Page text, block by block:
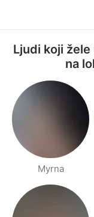
Ljudi koji žele
na
Myrna